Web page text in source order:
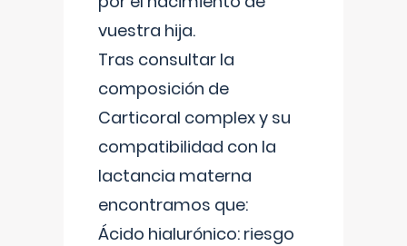
vuestra hija.
Tras consultar la
composición de
Carticoral complex y su
compatibilidad con la
lactancia materna
encontramos que:
Ácido hialurónico: riesgo